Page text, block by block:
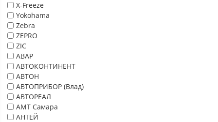
X-Freeze
Yokohama
Zebra
ZEPRO
ZIC
АВАР
АВТОКОНТИНЕНТ
АВТОН
АВТОПРИБОР (Влад)
АВТОРЕАЛ
АМТ Самара
АНТЕЙ